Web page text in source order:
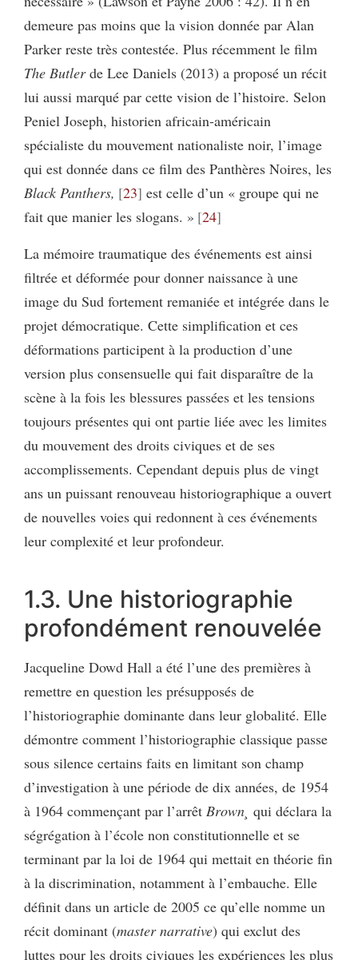
demeure pas moins que la vision donnée par Alan
Parker reste très contestée. Plus récemment le film
The Butlerde Lee Daniels (2013) a proposé un récit
lui aussi marqué par cette vision de l’histoire. Selon
Peniel Joseph, historien africain-américain
spécialiste du mouvement nationaliste noir, l’image
qui est donnée dans ce film des Panthères Noires, les
Black Panthers, 23 est celle d’un « groupe qui ne
fait que manier les slogans. » 24
La mémoire traumatique des événements est ainsi
filtrée et déformée pour donner naissance à une
image du Sud fortement remaniée et intégrée dans le
projet démocratique. Cette simplification et ces
déformations participent à la production d’une
version plus consensuelle qui fait disparaître de la
scène à la fois les blessures passées et les tensions
toujours présentes qui ont partie liée avec les limites
du mouvement des droits civiques et de ses
accomplissements. Cependant depuis plus de vingt
ans un puissant renouveau historiographique a ouvert
de nouvelles voies qui redonnent à ces événements
leur complexité et leur profondeur.
1.3. Une historiographie
profondément renouvelée
Jacqueline Dowd Hall a été l’une des premières à
remettre en question les présupposés de
l’historiographie dominante dans leur globalité. Elle
démontre comment l’historiographie classique passe
sous silence certains faits en limitant son champ
d’investigation à une période de dix années, de 1954
à 1964 commençant par l’arrêt Brown¸ qui déclara la
ségrégation à l’école non constitutionnelle et se
terminant par la loi de 1964 qui mettait en théorie fin
à la discrimination, notamment à l’embauche. Elle
définit dans un article de 2005 ce qu’elle nomme un
récit dominant (master narrative) qui exclut des
luttes pour les droits civiques les expériences les plus